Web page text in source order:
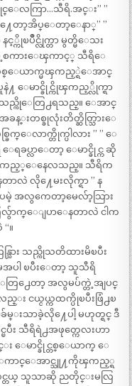
င္ေလကြာ…သီရိ.အင္း” ”
ေတာ့အိပ္ေတာ့ေနာ္” ”
ကိုၿပိဳင္လိုက္တာ မွတ္မိေသး
က္တဲ့စကားေၾကာင့္ သီရိေ
ေယာက္မၾကည့္ရဲေအာင္
ေမာင္ခိုင္ကိုၾကည့္လိုက္ရာ
ကိုေတြ႕ရသည္။ ေအာင္
အခန္းတစ္ခုလုံးတိတ္ဆိတ္သြားေ
က္ေလာက္တိုက္ပါလား ” ” ေ
ပ္လာေတာ့ ေမာင္ခိုင္က ဆို
ၾကည့္ေနေလသည္။ သီရိက
ာလဲ လို႔ေမးလိုက္ရာ ” န
အလွကေတာ့မေလ်ာ့သြား
လွ်ာက္ေျပာေနတာလဲ ငါက
။
ြား သည္ကိုသတိထားမိၿပီး
အပါ ၿပီးေတာ့ သူသီရိ
တြ႕ေတာ့ အလွမပ်က္တဲ့အျပင္
း ငယ္ငယ္ကထက္ပိုၿပီးဖြံ႕ၿ
းသာခဲ့လို႔ေပါ့ မဟုတ္ရင္ ဒီ
း သီရိရဲ႕အဖုတ္ကေလးဟာ
ေမာင္ခိုင္တစ္ေယာက္ ေ
ကာင္ေအာင္သူ႔ကိုၾကည့္ရ
တယ္ သူသာဆို ညတိုင္းမလြ